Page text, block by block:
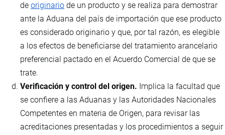
de originario de un producto y se realiza para demostrar
ante la Aduana del país de importación que ese producto
es considerado originario y que, por tal razón, es elegible
a los efectos de beneficiarse del tratamiento arancelario
preferencial pactado en el Acuerdo Comercial de que se
trate.
Verificación y control del origen. Implica la facultad que
se confiere a las Aduanas y las Autoridades Nacionales
Competentes en materia de Origen, para revisar las
acreditaciones presentadas y los procedimientos a seguir